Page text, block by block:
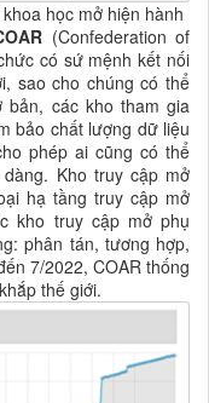
học mở hiện hành
(Confederation of
có sứ mệnh kết nối
sao cho chúng có thể
các kho tham gia
bảo chất lượng dữ liệu
phép ai cũng có thể
Kho truy cập mở
hạ tầng truy cập mở
kho truy cập mở phụ
phân tán, tương hợp,
7/2022, COAR thống
thế giới.